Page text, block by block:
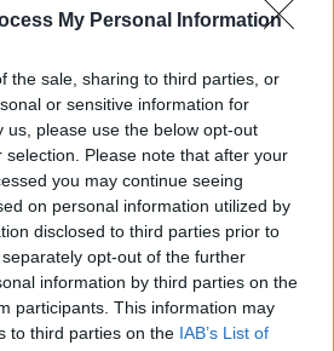
My Personal Information
the sale, sharing to third parties, or
or sensitive information for
us, please use the below opt-out
Please note that after your
you may continue seeing
on personal information utilized by
disclosed to third parties prior to
opt-out of the further
information by third parties on the
participants. This information may
to third parties on the IAB’s List of
κολλητή της και της έδωσε την
Ανταμ.
και η καλύτερη παράνυμφος. Αξίζει
ότι έχει κάνει για μένα. Αυτός ήταν
πόσο ευγνώμων της ήμουν και
την ευτυχία της», λέει η Νακράικο.
γάμου, η Κίλι έβαλε τα κλάματα και
και είπε «I do»!
την πρόταση γάμου: